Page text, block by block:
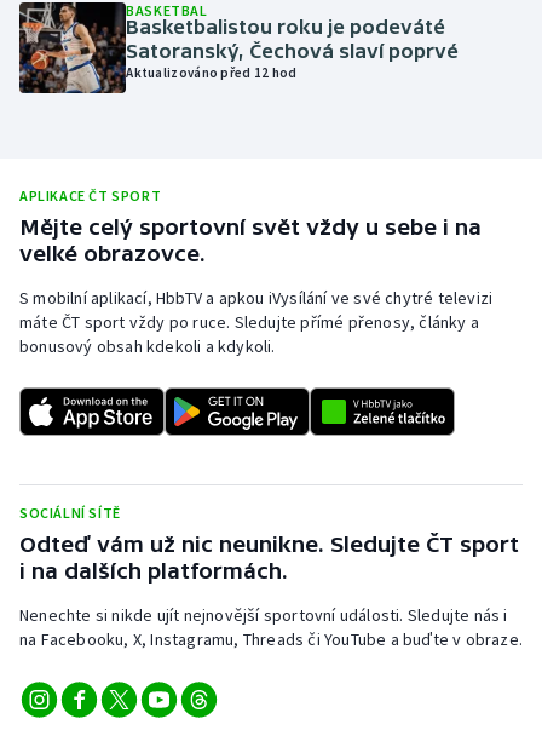
Plavání
Plážový volejbal
Short track
Sportovní střelba
Triatlon
Veslování
Vodní slalom
Volejbal
BASKETBAL
Basketbalistou roku je podeváté
Satoranský, Čechová slaví poprvé
Aktualizováno před 12 hod
APLIKACE ČT SPORT
Mějte celý sportovní svět vždy u sebe i na
velké obrazovce.
S mobilní aplikací, HbbTV a apkou iVysílání ve své chytré televizi
máte ČT sport vždy po ruce. Sledujte přímé přenosy, články a
bonusový obsah kdekoli a kdykoli.
SOCIÁLNÍ SÍTĚ
Odteď vám už nic neunikne. Sledujte ČT sport
i na dalších platformách.
Nenechte si nikde ujít nejnovější sportovní události. Sledujte nás i
na Facebooku, X, Instagramu, Threads či YouTube a buďte v obraze.